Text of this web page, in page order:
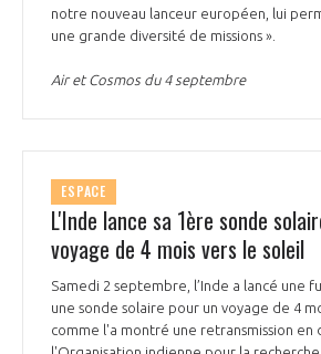
LA MÉDIATION AU-DELÀ DE LA FILIÈRE
PRENDRE CONTACT AVEC LE MÉDIATEUR DE LA
LES ENJEUX
COMPÉTITIVITÉ
EMPLOI & FORMATION
ENVIRONNEMENT
INNOVATION
LES PUBLICATIONS
DOCUMENTS & BROCHURES
RAPPORTS D'ACTIVITÉS
notre nouveau lanceur européen, lui
une grande diversité de missions ».
Air et Cosmos du 4 septembre
ESPACE
L'Inde lance sa 1ère sonde
voyage de 4 mois vers le soleil
Samedi 2 septembre, l’Inde a lancé une
une sonde solaire pour un voyage de 4
comme l'a montré une retransmission en